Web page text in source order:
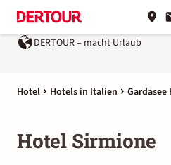
DERTOUR – macht Urlaub
Hotel Hotels in Italien Gardasee
Hotel Sirmione